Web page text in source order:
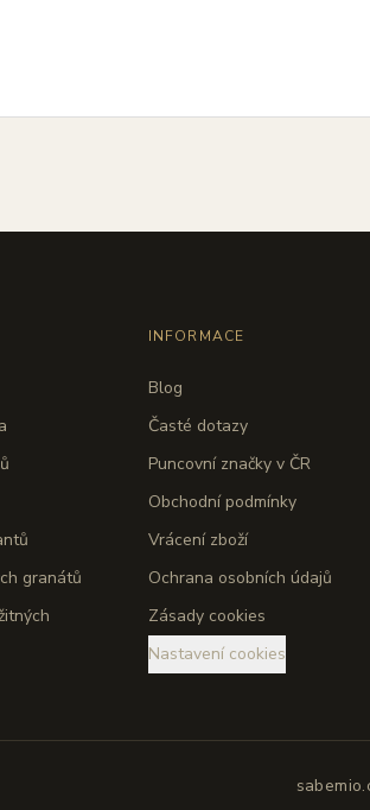
granátů
INFORMACE
Blog
Časté dotazy
Puncovní značky v ČR
Obchodní podmínky
Vrácení zboží
Ochrana osobních údajů
Zásady cookies
Nastavení cookies